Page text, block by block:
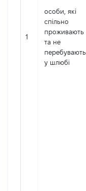
1
особи, які
спільно
проживають
та не
перебувають
у шлюбі